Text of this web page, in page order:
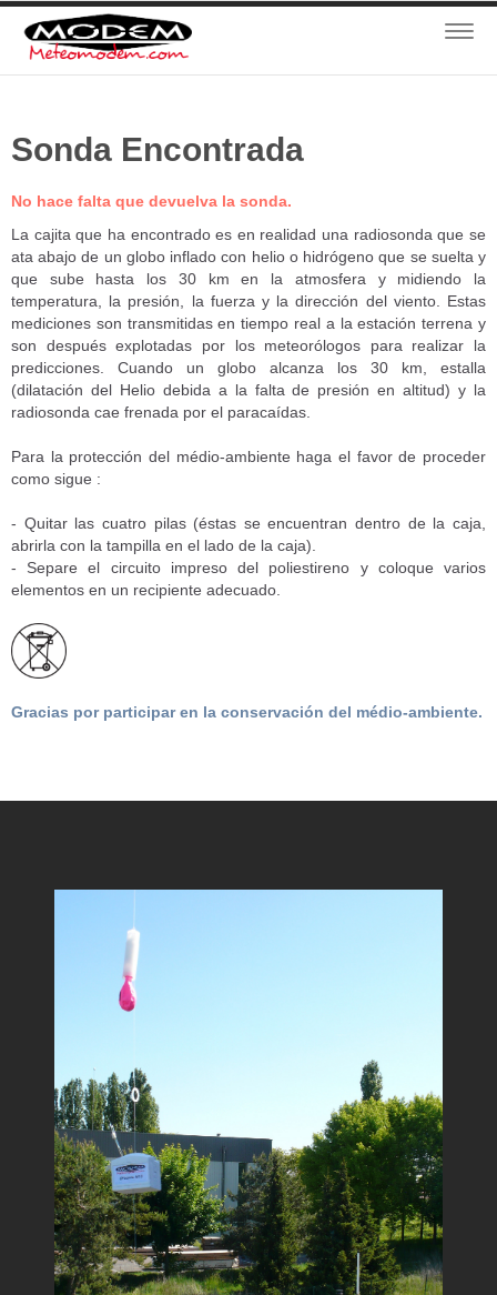
Sonda Encontrada
No hace falta que devuelva la sonda.
La cajita que ha encontrado es en realidad una radiosonda que se
ata abajo de un globo inflado con helio o hidrógeno que se suelta y
que sube hasta los 30 km en la atmosfera y midiendo la
temperatura, la presión, la fuerza y la dirección del viento. Estas
mediciones son transmitidas en tiempo real a la estación terrena y
son después explotadas por los meteorólogos para realizar la
predicciones. Cuando un globo alcanza los 30 km, estalla
(dilatación del Helio debida a la falta de presión en altitud) y la
radiosonda cae frenada por el paracaídas.
Para la protección del médio-ambiente haga el favor de proceder
como sigue :
- Quitar las cuatro pilas (éstas se encuentran dentro de la caja,
abrirla con la tampilla en el lado de la caja).
- Separe el circuito impreso del poliestireno y coloque varios
elementos en un recipiente adecuado.
Gracias por participar en la conservación del médio-ambiente.